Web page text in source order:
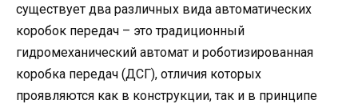
существует два различных вида автоматических
коробок передач – это традиционный
гидромеханический автомат и роботизированная
коробка передач (ДСГ), отличия которых
проявляются как в конструкции, так и в принципе